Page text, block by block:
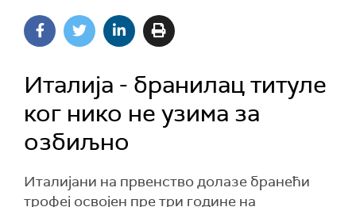
Италија - бранилац титуле
ког нико не узима за
озбиљно
Италијани на првенство долазе бранећи
трофеј освојен пре три године на